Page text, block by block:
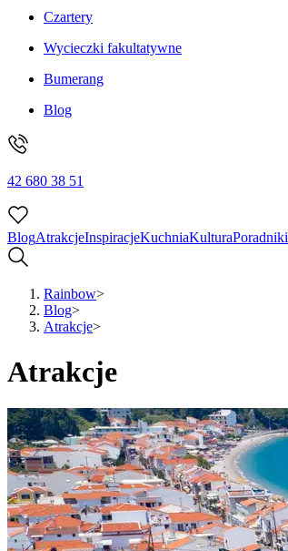
Czartery
Wycieczki fakultatywne
Bumerang
Blog
42 680 38 51
BlogAtrakcjeInspiracjeKuchniaKulturaPoradniki
Rainbow>
Blog>
Atrakcje>
Atrakcje